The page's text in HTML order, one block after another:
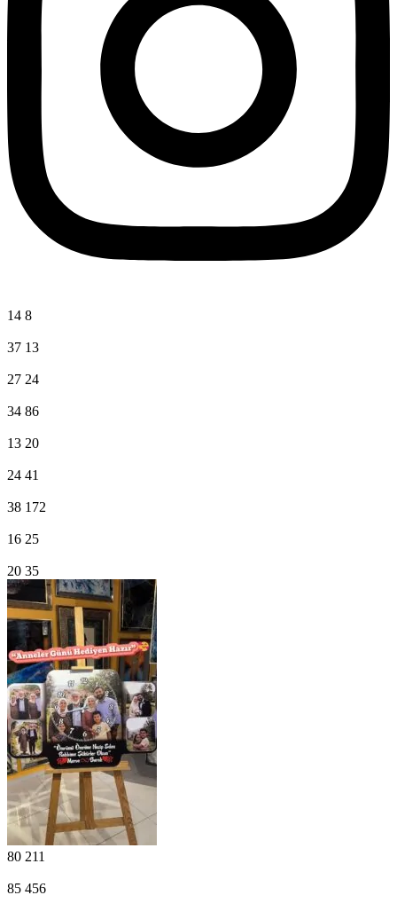
14 8
37 13
27 24
34 86
13 20
24 41
38 172
16 25
20 35
80 211
85 456